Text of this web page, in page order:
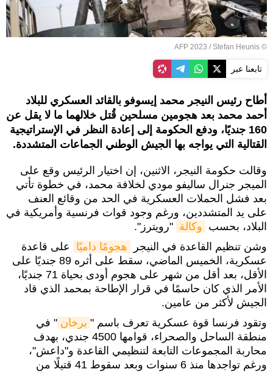
© AFP 2023 / Stefan Heunis
تابعنا عبر
أطاح رئيس النيجر محمد إيسوفو بالقائد العسكري للبلاد
أحمد محمد بعد هجومين مسلحين قُتل خلالهما ما لا يقل عن
160 جنديًا، ودفع الحكومة إلى إعادة النظر في الإستراتيجية
القتالية التي يواجه بها الجيش الوطني الجماعات المتشددة.
وقالت حكومة النيجر، الاثنين، إن اختيار الرئيس وقع على
الميجر جنرال ساليفو مودي لخلافة محمد، في خطوة تأتي
بعد فشل الحملات العسكرية في الحد من وقائع العنف
على يد المتشددين، ورغم وجود قوات فرنسية وأمريكية في
البلاد، بحسب وكالة "رويترز".
وشن تنظيم القاعدة في النيجر
هجومًا داميًا
على قاعدة
عسكرية، الخميس الماضي، سقط على أثره 89 جنديًا على
الأقل، بعد أقل من شهر على هجوم أودى بحياة 71 جنديًا،
الأمر الذي كان حاسمًا في قرار الإطاحة بمحمد الذي قاد
الجيش لأكثر من عامين.
وتقود فرنسا قوة عسكرية تعرف باسم " برخان " في
منطقة الساحل والصحراء، قوامها 4500 جندي، بهدف
محاربة المجموعات التابعة لتنظيمي القاعدة و"داعش"،
ورغم تواجدها منذ 6 سنوات وبعد سقوط 41 قتيلًا من